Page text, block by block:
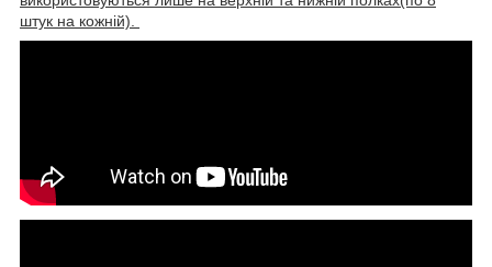
штук на кожній).